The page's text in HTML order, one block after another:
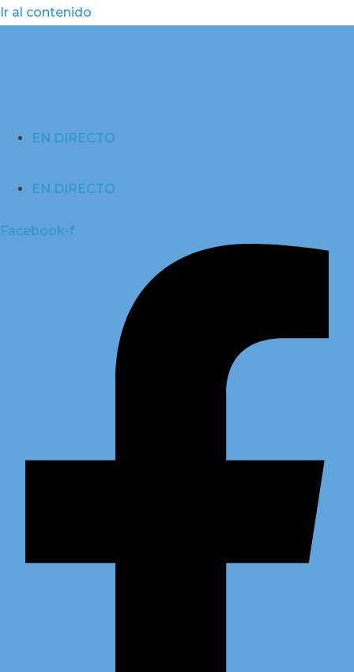
Ir al contenido
EN DIRECTO
EN DIRECTO
Facebook-f